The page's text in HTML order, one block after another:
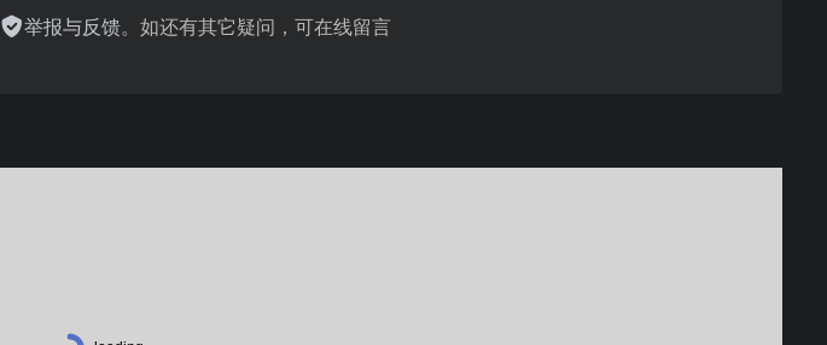
举报与反馈。如还有其它疑问，可在线留言